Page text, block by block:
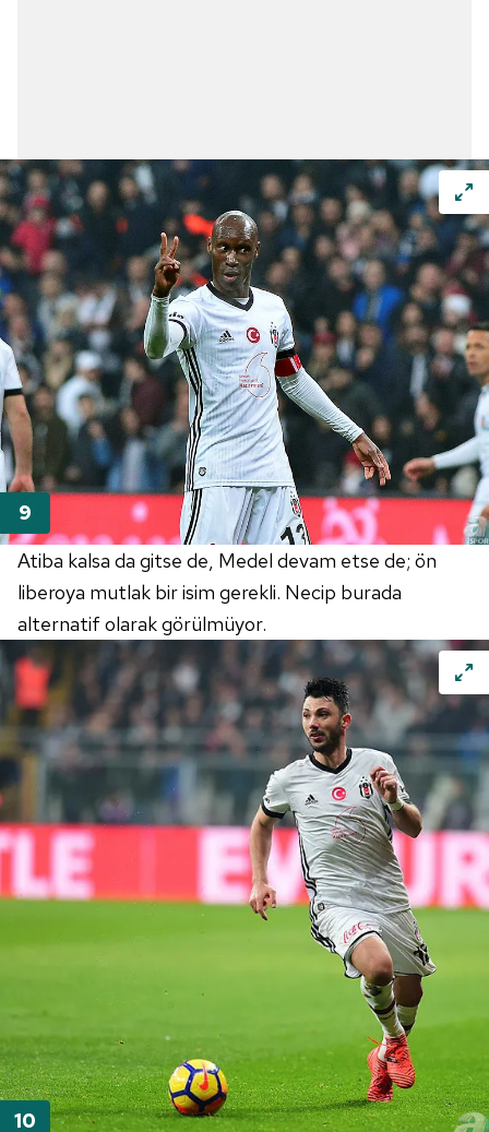
Atiba kalsa da gitse de, Medel devam etse de; ön
liberoya mutlak bir isim gerekli. Necip burada
alternatif olarak görülmüyor.